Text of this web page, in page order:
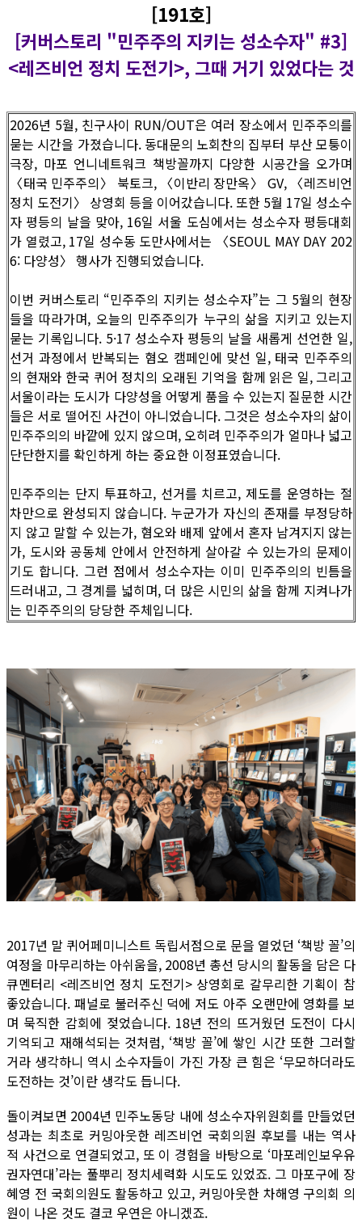
[191호]
[커버스토리 "민주주의 지키는 성소수자" #3]
<레즈비언 정치 도전기>, 그때 거기 있었다는 것
2026년 5월, 친구사이 RUN/OUT은 여러 장소에서 민주주의를
묻는 시간을 가졌습니다. 동대문의 노회찬의 집부터 부산 모퉁이
극장, 마포 언니네트워크 책방꼴까지 다양한 시공간을 오가며
〈태국 민주주의〉 북토크, 〈이반리 장만옥〉 GV, 〈레즈비언
정치 도전기〉 상영회 등을 이어갔습니다. 또한 5월 17일 성소수
자 평등의 날을 맞아, 16일 서울 도심에서는 성소수자 평등대회
가 열렸고, 17일 성수동 도만사에서는 〈SEOUL MAY DAY 202
6: 다양성〉 행사가 진행되었습니다.
이번 커버스토리 “민주주의 지키는 성소수자”는 그 5월의 현장
들을 따라가며, 오늘의 민주주의가 누구의 삶을 지키고 있는지
묻는 기록입니다. 5·17 성소수자 평등의 날을 새롭게 선언한 일,
선거 과정에서 반복되는 혐오 캠페인에 맞선 일, 태국 민주주의
의 현재와 한국 퀴어 정치의 오래된 기억을 함께 읽은 일, 그리고
서울이라는 도시가 다양성을 어떻게 품을 수 있는지 질문한 시간
들은 서로 떨어진 사건이 아니었습니다. 그것은 성소수자의 삶이
민주주의의 바깥에 있지 않으며, 오히려 민주주의가 얼마나 넓고
단단한지를 확인하게 하는 중요한 이정표였습니다.
민주주의는 단지 투표하고, 선거를 치르고, 제도를 운영하는 절
차만으로 완성되지 않습니다. 누군가가 자신의 존재를 부정당하
지 않고 말할 수 있는가, 혐오와 배제 앞에서 혼자 남겨지지 않는
가, 도시와 공동체 안에서 안전하게 살아갈 수 있는가의 문제이
기도 합니다. 그런 점에서 성소수자는 이미 민주주의의 빈틈을
드러내고, 그 경계를 넓히며, 더 많은 시민의 삶을 함께 지켜나가
는 민주주의의 당당한 주체입니다.
2017년 말 퀴어페미니스트 독립서점으로 문을 열었던 ‘책방 꼴’의
여정을 마무리하는 아쉬움을, 2008년 총선 당시의 활동을 담은 다
큐멘터리 <레즈비언 정치 도전기> 상영회로 갈무리한 기획이 참
좋았습니다. 패널로 불러주신 덕에 저도 아주 오랜만에 영화를 보
며 묵직한 감회에 젖었습니다. 18년 전의 뜨거웠던 도전이 다시
기억되고 재해석되는 것처럼, ‘책방 꼴’에 쌓인 시간 또한 그러할
거라 생각하니 역시 소수자들이 가진 가장 큰 힘은 ‘무모하더라도
도전하는 것’이란 생각도 듭니다.
돌이켜보면 2004년 민주노동당 내에 성소수자위원회를 만들었던
성과는 최초로 커밍아웃한 레즈비언 국회의원 후보를 내는 역사
적 사건으로 연결되었고, 또 이 경험을 바탕으로 ‘마포레인보우유
권자연대’라는 풀뿌리 정치세력화 시도도 있었죠. 그 마포구에 장
혜영 전 국회의원도 활동하고 있고, 커밍아웃한 차해영 구의회 의
원이 나온 것도 결코 우연은 아니겠죠.